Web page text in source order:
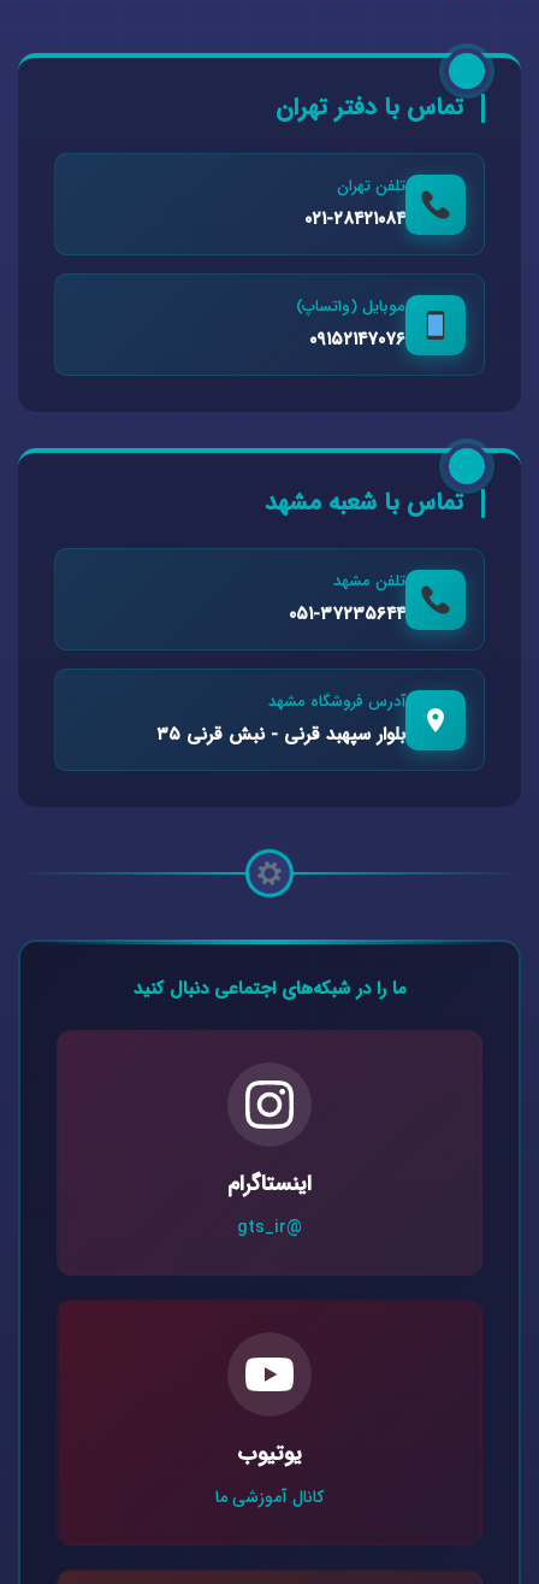
تماس با دفتر تهران
تلفن تهران
۰۲۱-۲۸۴۲۱۰۸۴
موبایل (واتساپ)
۰۹۱۵۲۱۴۷۰۷۶
تماس با شعبه مشهد
تلفن مشهد
۰۵۱-۳۷۲۳۵۶۴۴
آدرس فروشگاه مشهد
بلوار سپهبد قرنی - نبش قرنی ۳۵
ما را در شبکه‌های اجتماعی دنبال کنید
اینستاگرام
@gts_ir
یوتیوب
کانال آموزشی ما